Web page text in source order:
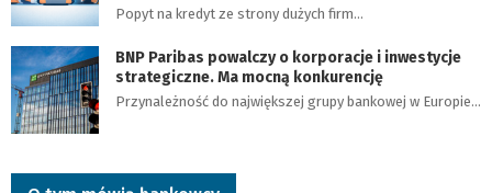
Popyt na kredyt ze strony dużych firm…
BNP Paribas powalczy o korporacje i inwestycje
strategiczne. Ma mocną konkurencję
Przynależność do największej grupy bankowej w Europie…